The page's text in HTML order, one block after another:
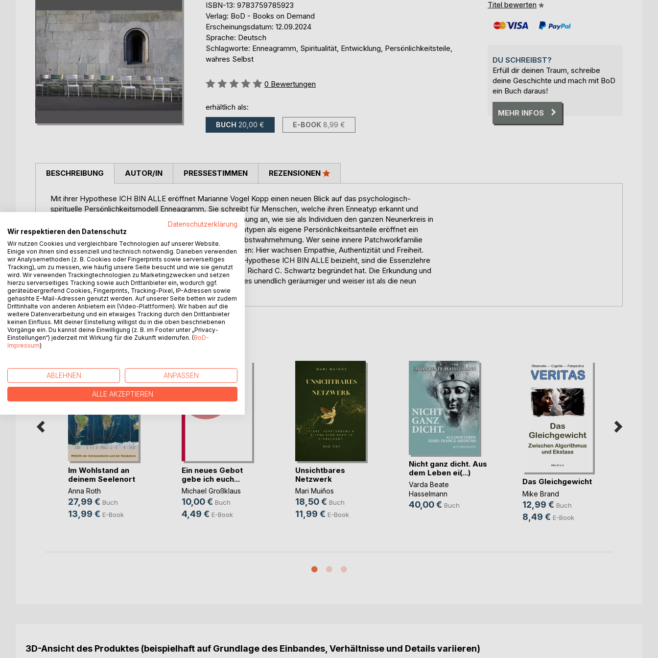
ISBN-13: 9783759785923
Verlag: BoD - Books on Demand
Erscheinungsdatum: 12.09.2024
Sprache: Deutsch
Schlagworte: Enneagramm, Spiritualität, Entwicklung, Persönlichkeitsteile,
wahres Selbst
Bewertung::
0 Bewertungen
erhältlich als:
BUCH 20,00 € E-BOOK 8,99 €
Titel bewerten
DU SCHREIBST?
Erfüll dir deinen Traum, schreibe
deine Geschichte und mach mit BoD
ein Buch daraus!
MEHR INFOS
BESCHREIBUNG
Mit ihrer Hypothese ICH BIN ALLE eröffnet Marianne Vogel Kopp einen neuen Blick auf das psychologisch-
spirituelle Persönlichkeitsmodell Enneagramm. Sie schreibt für Menschen, welche ihren Enneatyp erkannt und
integriert haben. Weiterführend regt sie diese zur Erforschung an, wie sie als Individuen den ganzen Neunerkreis in
sich abbilden. Diese Sichtweise auf die neun Enneagrammtypen als eigene Persönlichkeitsanteile eröffnet ein
anregendes Feld der Introspektion und differenzierten Selbstwahrnehmung. Wer seine innere Patchworkfamilie
kennt, erweitert seinen Handlungsspielraum auch im Aussen: Hier wachsen Empathie, Authentizität und Freiheit.
Die beiden Referenzsysteme, welche die Autorin für ihre Hypothese ICH BIN ALLE beizieht, sind die Essenzlehre
von A. H. Almaas und das System der Inneren Familie, das Richard C. Schwartz begründet hat. Die Erkundung und
Führung der Teile übernimmt das heile Kern-Selbst, welches unendlich geräumiger und weiser ist als die neun
Persönlichkeitsteile.
AUTOR/IN PRESSESTIMMEN REZENSIONEN
WEITERE TITEL BEIBoD
Im Wohlstand an
deinem Seelenort
Anna Roth
27,99 € Buch
13,99 € E-Book
Ein neues Gebot
gebe ich euch...
Michael Großklaus
10,00 € Buch
4,49 € E-Book
Unsichtbares
Netzwerk
Mari Muiños
18,50 € Buch
11,99 € E-Book
Nicht ganz dicht. Aus
dem Leben ei(...)
Varda Beate
Hasselmann
40,00 € Buch
Das Gleichgewicht
Mike Brand
12,99 € Buch
8,49 € E-Book
3D-Ansicht des Produktes (beispielhaft auf Grundlage des Einbandes, Verhältnisse und Details variieren)
Datenschutzerklärung
Wir respektieren den Datenschutz
Wir nutzen Cookies und vergleichbare Technologien auf unserer Website.
Einige von ihnen sind essenziell und technisch notwendig. Daneben verwenden
wir Analysemethoden (z. B. Cookies oder Fingerprints sowie serverseitiges
Tracking), um zu messen, wie häufig unsere Seite besucht und wie sie genutzt
wird. Wir verwenden Trackingtechnologien zu Marketingzwecken und setzen
hierzu serverseitiges Tracking sowie auch Drittanbieter ein, wodurch ggf.
geräteübergreifend Cookies, Fingerprints, Tracking-Pixel, IP-Adressen sowie
gehashte E-Mail-Adressen genutzt werden. Auf unserer Seite betten wir zudem
Drittinhalte von anderen Anbietern ein (Video-Plattformen). Wir haben auf die
weitere Datenverarbeitung und ein etwaiges Tracking durch den Drittanbieter
keinen Einfluss. Mit deiner Einstellung willigst du in die oben beschriebenen
Vorgänge ein. Du kannst deine Einwilligung (z. B. im Footer unter „Privacy-
Einstellungen“) jederzeit mit Wirkung für die Zukunft widerrufen. (BoD-
Impressum)
ABLEHNEN ANPASSEN
ALLE AKZEPTIEREN